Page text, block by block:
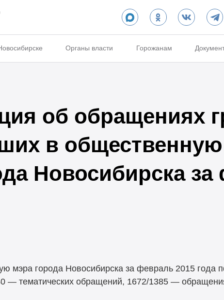
Органы власти Горожанам
об обращениях
в
Новосибирска
мэра города Новосибирска за февраль 2015 года
— тематических обращений, 1672/1385 —